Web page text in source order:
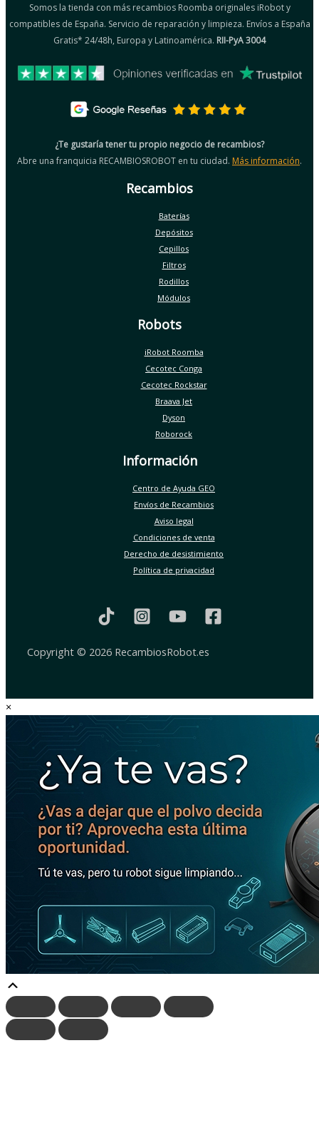
Somos la tienda con más recambios Roomba originales iRobot y
compatibles de España. Servicio de reparación y limpieza. Envíos a España
Gratis* 24/48h, Europa y Latinoamérica. RII-PyA 3004
¿Te gustaría tener tu propio negocio de recambios?
Abre una franquicia RECAMBIOSROBOT en tu ciudad. Más información.
Recambios
Baterías
Depósitos
Cepillos
Filtros
Rodillos
Módulos
Robots
iRobot Roomba
Cecotec Conga
Cecotec Rockstar
Braava Jet
Dyson
Roborock
Información
Centro de Ayuda GEO
Envíos de Recambios
Aviso legal
Condiciones de venta
Derecho de desistimiento
Política de privacidad
Copyright © 2026 RecambiosRobot.es
×